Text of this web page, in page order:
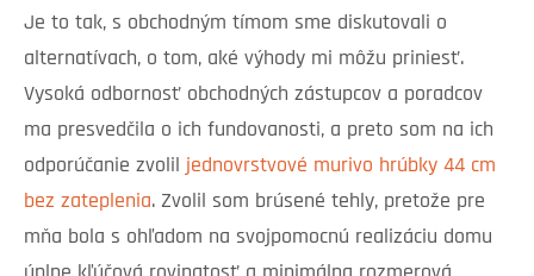
Je to tak, s obchodným tímom sme diskutovali o
alternatívach, o tom, aké výhody mi môžu priniesť.
Vysoká odbornosť obchodných zástupcov a poradcov
ma presvedčila o ich fundovanosti, a preto som na ich
odporúčanie zvolil jednovrstvové murivo hrúbky 44 cm
bez zateplenia. Zvolil som brúsené tehly, pretože pre
mňa bola s ohľadom na svojpomocnú realizáciu domu